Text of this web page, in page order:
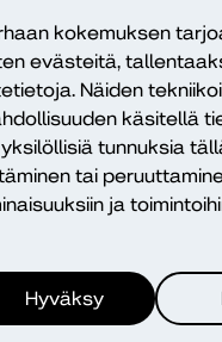
kokemuksen
evästeitä,
Näiden
käsitellä
tunnuksia
tai
ja
Hyväksy
toimet
inhimillistä
ja